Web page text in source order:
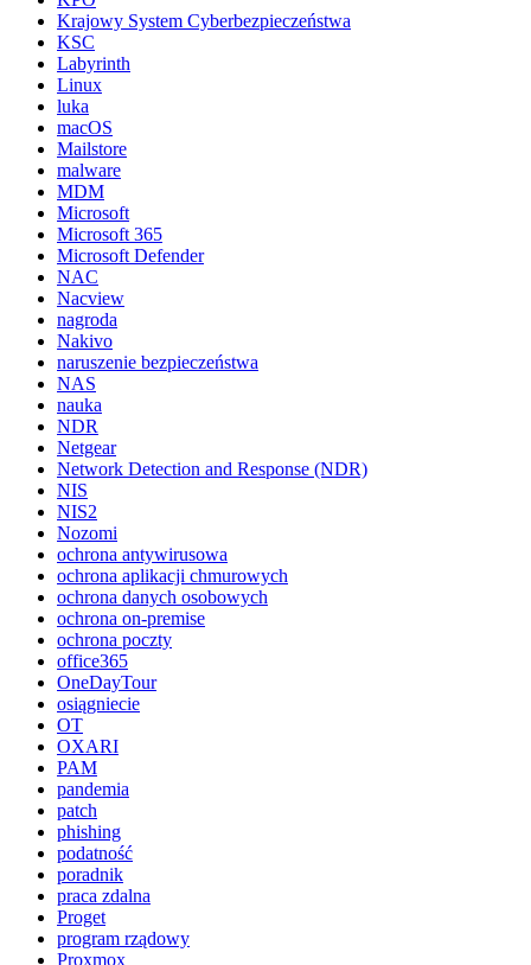
Krajowy System Cyberbezpieczeństwa
KSC
Labyrinth
Linux
luka
macOS
Mailstore
malware
MDM
Microsoft
Microsoft 365
Microsoft Defender
NAC
Nacview
nagroda
Nakivo
naruszenie bezpieczeństwa
NAS
nauka
NDR
Netgear
Network Detection and Response (NDR)
NIS
NIS2
Nozomi
ochrona antywirusowa
ochrona aplikacji chmurowych
ochrona danych osobowych
ochrona on-premise
ochrona poczty
office365
OneDayTour
osiągniecie
OT
OXARI
PAM
pandemia
patch
phishing
podatność
poradnik
praca zdalna
Proget
program rządowy
Proxmox